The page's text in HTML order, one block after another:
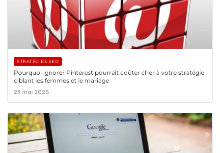
STRATÉGIES SEO
Pourquoi ignorer Pinterest pourrait coûter cher à votre stratégie
ciblant les femmes et le mariage
28 mai 2026